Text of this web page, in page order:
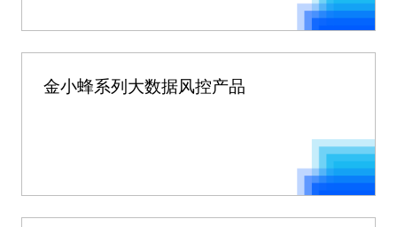
金小蜂系列大数据风控产品